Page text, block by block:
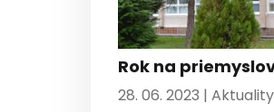
Rok na
28. 06. 2023 | Aktuality